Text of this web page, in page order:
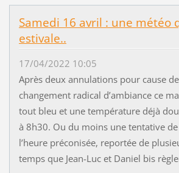
Samedi 16 avril : une météo
estivale..
17/04/2022 10:05
Après deux annulations pour cause
changement radical d’ambiance ce
tout bleu et une température déjà
à 8h30. Ou du moins une tentative
l’heure préconisée, reportée de
temps que Jean-Luc et Daniel bis